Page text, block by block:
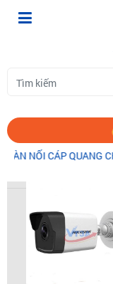
NỐI CÁP QUANG CHI
Trang chủ THIẾT BỊ